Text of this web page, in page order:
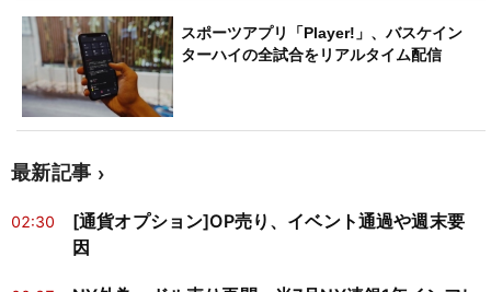
スポーツアプリ「Player!」、バスケイン
ターハイの全試合をリアルタイム配信
最新記事
02:30
[通貨オプション]OP売り、イベント通過や週末要
因